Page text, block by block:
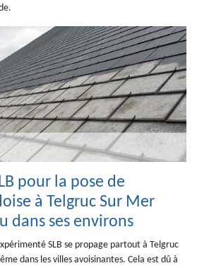
pour la pose de
à Telgruc Sur Mer
dans ses environs
SLB se propage partout à Telgruc
dans les villes avoisinantes. Cela est dû à